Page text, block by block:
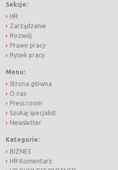
Sekcje:
HR
Zarządzanie
Rozwój
Prawo pracy
Rynek pracy
Menu:
Strona główna
O nas
Press room
Szukaj specjalist
Newsletter
Kategorie:
BIZNES
HR Komentarz